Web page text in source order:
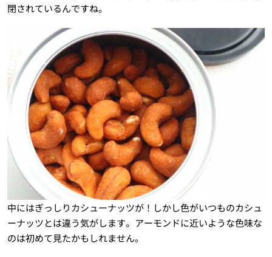
閉されているんですね。
中にはぎっしりカシューナッツが！しかし色がいつものカシュ
ーナッツとは違う気がします。アーモンドに近いような色味な
のは初めて見たかもしれません。